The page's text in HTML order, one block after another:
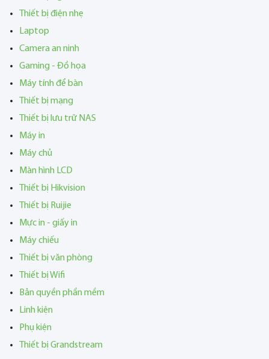
Thiết bị điện nhẹ
Laptop
Camera an ninh
Gaming - Đồ họa
Máy tính để bàn
Thiết bị mạng
Thiết bị lưu trữ NAS
Máy in
Máy chủ
Màn hình LCD
Thiết bị Hikvision
Thiết bị Ruijie
Mực in - giấy in
Máy chiếu
Thiết bị văn phòng
Thiết bị Wifi
Bản quyền phần mềm
Linh kiện
Phụ kiện
Thiết bị Grandstream